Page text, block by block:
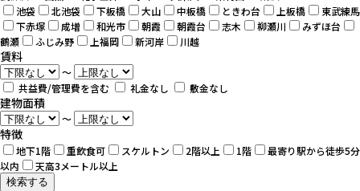
池袋
北池袋 下板橋 大山 中板橋 ときわ台 上板橋
東武練馬
下赤塚
成増 和光市 朝霞 朝霞台 志木 柳瀬川
みずほ台
鶴瀬
ふじみ野 上福岡 新河岸 川越
賃料
～
共益費/管理費を含む
礼金なし 敷金なし
建物面積
～
特徴
地下1階 重飲食可 スケルトン 2階以上 1階
最寄り駅から徒歩5分
以内
天高3メートル以上